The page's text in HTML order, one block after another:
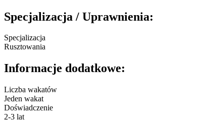
Specjalizacja / Uprawnienia:
Specjalizacja
Rusztowania
Informacje dodatkowe:
Liczba wakatów
Jeden wakat
Doświadczenie
2-3 lat